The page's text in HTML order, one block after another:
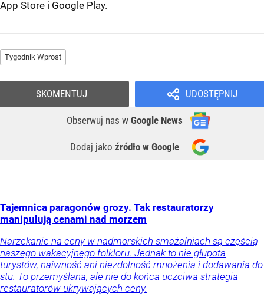
App Store i Google Play.
Tygodnik Wprost
UDOSTĘPNIJ
Obserwuj nas w Google News
Dodaj jako źródło w Google
SKOMENTUJ
Tajemnica paragonów grozy. Tak restauratorzy
manipulują cenami nad morzem
Narzekanie na ceny w nadmorskich smażalniach są częścią
naszego wakacyjnego folkloru. Jednak to nie głupota
turystów, naiwność ani niezdolność mnożenia i dodawania do
stu. To przemyślana, ale nie do końca uczciwa strategia
restauratorów ukrywających ceny.